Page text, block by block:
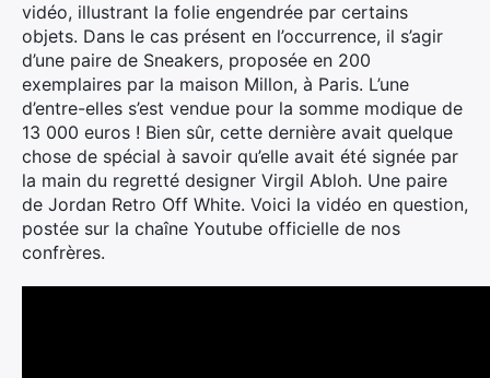
vidéo, illustrant la folie engendrée par certains
objets. Dans le cas présent en l’occurrence, il s’agir
d’une paire de Sneakers, proposée en 200
exemplaires par la maison Millon, à Paris. L’une
d’entre-elles s’est vendue pour la somme modique de
13 000 euros ! Bien sûr, cette dernière avait quelque
chose de spécial à savoir qu’elle avait été signée par
la main du regretté designer Virgil Abloh. Une paire
de Jordan Retro Off White. Voici la vidéo en question,
postée sur la chaîne Youtube officielle de nos
confrères.